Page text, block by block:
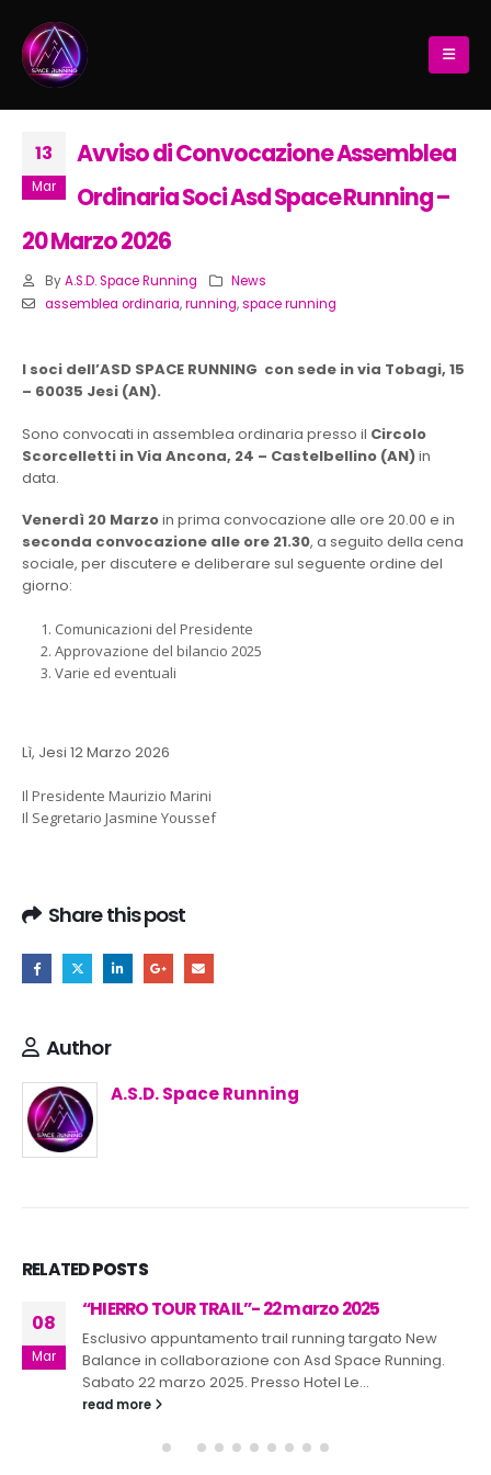
13
Mar
Avviso di Convocazione Assemblea
Ordinaria Soci Asd Space Running –
20 Marzo 2026
By A.S.D. Space Running
News
assemblea ordinaria,running,space running
I soci dell’ASD SPACE RUNNING con sede in via Tobagi, 15
– 60035 Jesi (AN).
Sono convocati in assemblea ordinaria presso il Circolo
Scorcelletti in Via Ancona, 24 – Castelbellino (AN)in
data.
Venerdì 20 Marzoin prima convocazione alle ore 20.00 e in
seconda convocazione alle ore 21.30, a seguito della cena
sociale, per discutere e deliberare sul seguente ordine del
giorno:
Comunicazioni del Presidente
Approvazione del bilancio 2025
Varie ed eventuali
Lì, Jesi 12 Marzo 2026
Il Presidente Maurizio Marini
Il Segretario Jasmine Youssef
Share this post
Author
A.S.D. Space Running
RELATEDPOSTS
08
Mar
“HIERRO TOUR TRAIL”- 22 marzo 2025
Esclusivo appuntamento trail running targato New
Balance in collaborazione con Asd Space Running.
Sabato 22 marzo 2025. Presso Hotel Le...
read more